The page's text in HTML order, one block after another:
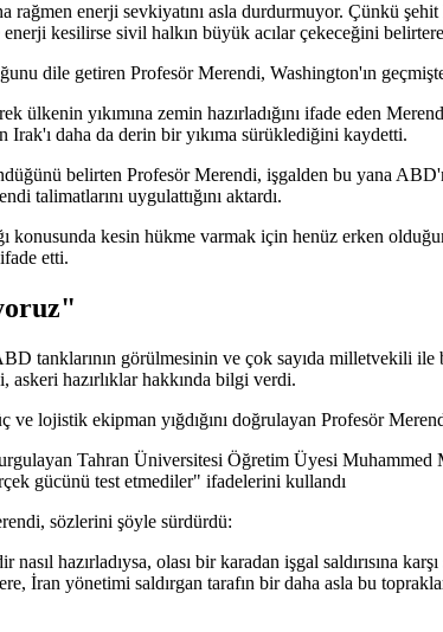
rağmen enerji sevkiyatını asla durdurmuyor. Çünkü
enerji kesilirse sivil halkın büyük acılar çekeceğini
dile getiren Profesör Merendi, Washington'ın
yıkımına zemin hazırladığını ifade eden
Irak'ı daha da derin bir yıkıma sürüklediğini kaydetti.
belirten Profesör Merendi, işgalden bu yana
talimatlarını uygulattığını aktardı.
konusunda kesin hükme varmak için henüz erken
etti.
tanklarının görülmesinin ve çok sayıda milletvekili ile
askeri hazırlıklar hakkında bilgi verdi.
lojistik ekipman yığdığını doğrulayan Profesör
Tahran Üniversitesi Öğretim Üyesi
gücünü test etmediler" ifadelerini kullandı
sözlerini şöyle sürdürdü:
hazırladıysa, olası bir karadan işgal saldırısına
İran yönetimi saldırgan tarafın bir daha asla bu